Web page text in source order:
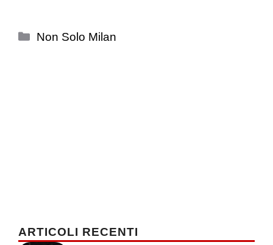
Categorie
Non Solo Milan
ARTICOLI RECENTI